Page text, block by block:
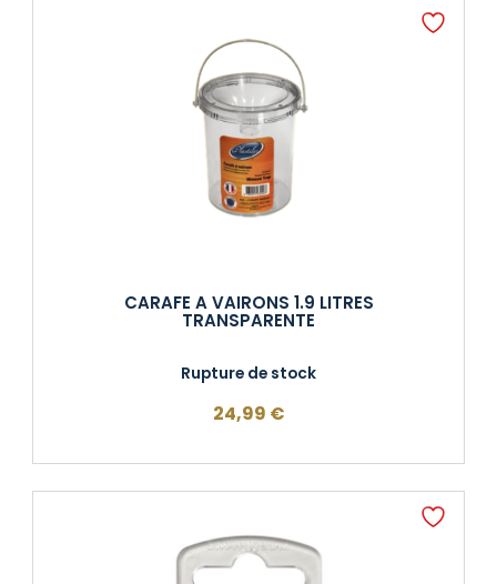
CARAFE A VAIRONS 1.9 LITRES
TRANSPARENTE
Rupture de stock
24,99 €